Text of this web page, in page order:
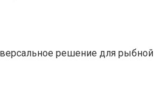
решение для рыбной